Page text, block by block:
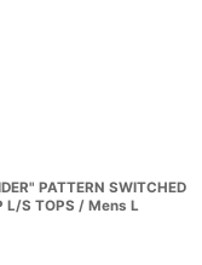
PATTERN SWITCHED
L/S TOPS / Mens L